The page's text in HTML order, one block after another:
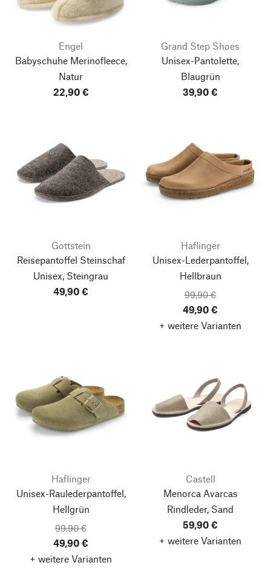
Engel
Babyschuhe Merinofleece,
Natur
22,90 €
Grand Step Shoes
Unisex-Pantolette,
Blaugrün
39,90 €
Gottstein
Reisepantoffel Steinschaf
Unisex, Steingrau
49,90 €
Haflinger
Unisex-Lederpantoffel,
Hellbraun
99,90 €
49,90 €
+ weitere Varianten
Haflinger
Unisex-Raulederpantoffel,
Hellgrün
99,90 €
49,90 €
+ weitere Varianten
Castell
Menorca Avarcas
Rindleder, Sand
59,90 €
+ weitere Varianten